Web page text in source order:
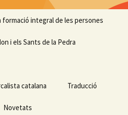
integral de les persones
i els Sants de la Pedra
catalana Traducció
Novetats